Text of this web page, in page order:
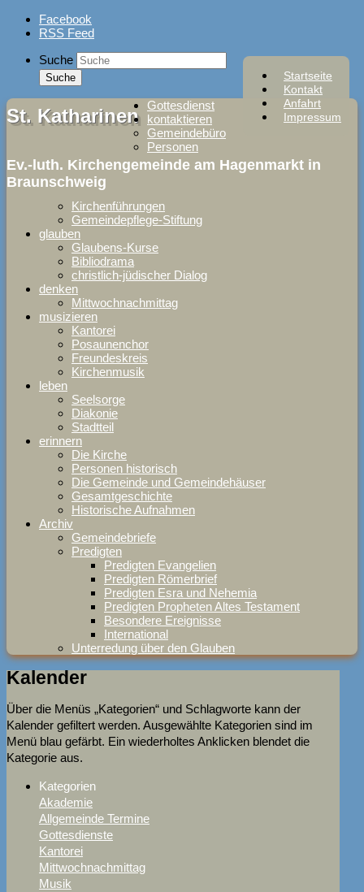
Skip
Facebook
RSS Feed
Startseite
Kontakt
Anfahrt
Impressum
Suche
St. Katharinen
Ev.-luth. Kirchengemeinde am Hagenmarkt in
Braunschweig
Gottesdienst
kontaktieren
Gemeindebüro
Personen
Kirchenführungen
Gemeindepflege-Stiftung
glauben
Glaubens-Kurse
Bibliodrama
christlich-jüdischer Dialog
denken
Mittwochnachmittag
musizieren
Kantorei
Posaunenchor
Freundeskreis
Kirchenmusik
leben
Seelsorge
Diakonie
Stadtteil
erinnern
Die Kirche
Personen historisch
Die Gemeinde und Gemeindehäuser
Gesamtgeschichte
Historische Aufnahmen
Archiv
Gemeindebriefe
Predigten
Predigten Evangelien
Predigten Römerbrief
Predigten Esra und Nehemia
Predigten Propheten Altes Testament
Besondere Ereignisse
International
Unterredung über den Glauben
Kalender
Über die Menüs „Kategorien“ und Schlagworte kann der
Kalender gefiltert werden. Ausgewählte Kategorien sind im
Menü blau gefärbt. Ein wiederholtes Anklicken blendet die
Kategorie aus.
Kategorien
Akademie
Allgemeinde Termine
Gottesdienste
Kantorei
Mittwochnachmittag
Musik